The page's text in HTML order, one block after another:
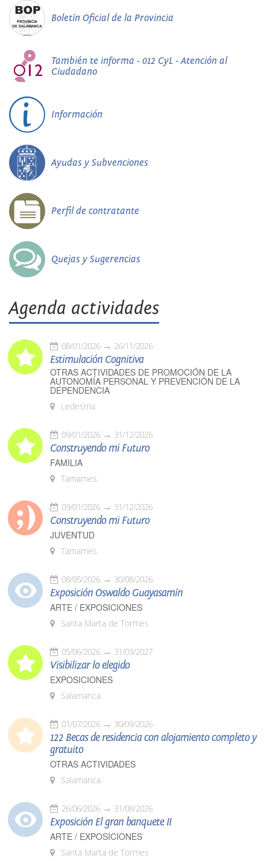
Boletín Oficial de la Provincia
También te informa - 012 CyL - Atención al
Ciudadano
Información
Ayudas y Subvenciones
Perfil de contratante
Quejas y Sugerencias
Agenda actividades
08/01/2026 26/11/2026
Estimulación Cognitiva
OTRAS ACTIVIDADES DE PROMOCIÓN DE LA
AUTONOMÍA PERSONAL Y PREVENCIÓN DE LA
DEPENDENCIA
Ledesma
09/01/2026 31/12/2026
Construyendo mi Futuro
FAMILIA
Tamames
09/01/2026 31/12/2026
Construyendo mi Futuro
JUVENTUD
Tamames
08/05/2026 30/08/2026
Exposición Oswaldo Guayasamín
ARTE / EXPOSICIONES
Santa Marta de Tormes
05/06/2026 31/03/2027
Visibilizar lo elegido
EXPOSICIONES
Salamanca
01/07/2026 30/09/2026
122 Becas de residencia con alojamiento completo y
gratuito
OTRAS ACTIVIDADES
Salamanca
26/06/2026 31/08/2026
Exposición El gran banquete II
ARTE / EXPOSICIONES
Santa Marta de Tormes